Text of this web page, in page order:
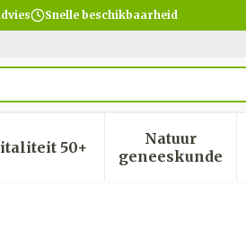
Snelle beschikbaarheid
hygiëne categorie
en vitamines categorie
voor Zwangerschap en
50+
Toon submenu voor
Natuur
geneeskunde
Toon